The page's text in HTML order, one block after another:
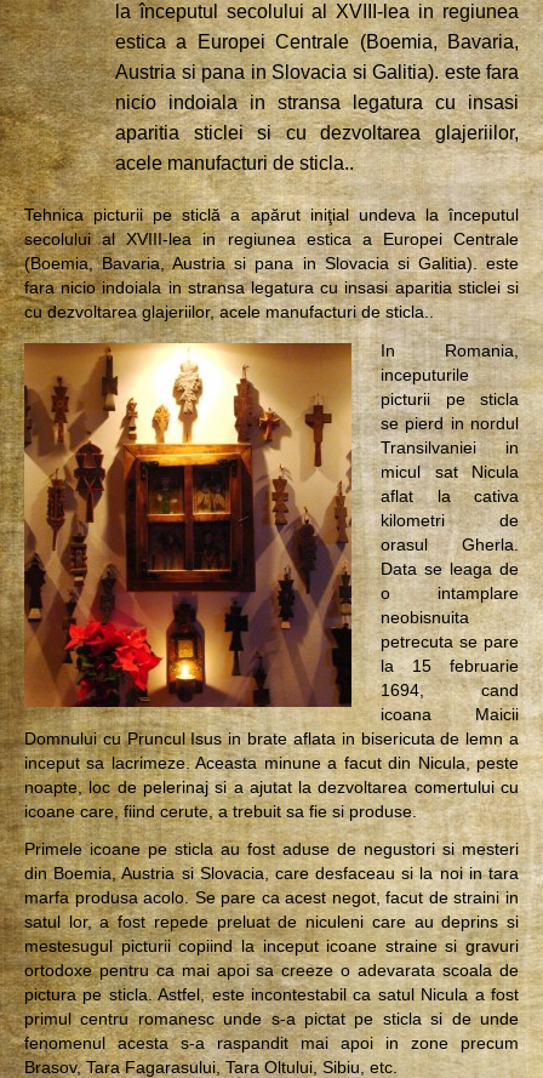
la începutul secolului al XVIII-lea in regiunea
estica a Europei Centrale (Boemia, Bavaria,
Austria si pana in Slovacia si Galitia). este fara
nicio indoiala in stransa legatura cu insasi
aparitia sticlei si cu dezvoltarea glajeriilor,
acele manufacturi de sticla..
Tehnica picturii pe sticlă a apărut iniţial undeva la începutul
secolului al XVIII-lea in regiunea estica a Europei Centrale
(Boemia, Bavaria, Austria si pana in Slovacia si Galitia). este
fara nicio indoiala in stransa legatura cu insasi aparitia sticlei si
cu dezvoltarea glajeriilor, acele manufacturi de sticla..
In Romania,
inceputurile
picturii pe sticla
se pierd in nordul
Transilvaniei in
micul sat Nicula
aflat la cativa
kilometri de
orasul Gherla.
Data se leaga de
o intamplare
neobisnuita
petrecuta se pare
la 15 februarie
1694, cand
icoana Maicii
Domnului cu Pruncul Isus in brate aflata in bisericuta de lemn a
inceput sa lacrimeze. Aceasta minune a facut din Nicula, peste
noapte, loc de pelerinaj si a ajutat la dezvoltarea comertului cu
icoane care, fiind cerute, a trebuit sa fie si produse.
Primele icoane pe sticla au fost aduse de negustori si mesteri
din Boemia, Austria si Slovacia, care desfaceau si la noi in tara
marfa produsa acolo. Se pare ca acest negot, facut de straini in
satul lor, a fost repede preluat de niculeni care au deprins si
mestesugul picturii copiind la inceput icoane straine si gravuri
ortodoxe pentru ca mai apoi sa creeze o adevarata scoala de
pictura pe sticla. Astfel, este incontestabil ca satul Nicula a fost
primul centru romanesc unde s-a pictat pe sticla si de unde
fenomenul acesta s-a raspandit mai apoi in zone precum
Brasov, Tara Fagarasului, Tara Oltului, Sibiu, etc.